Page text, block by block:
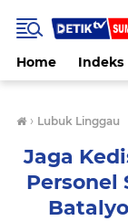
Home Indeks
› Lubuk Linggau
Jaga
Personel